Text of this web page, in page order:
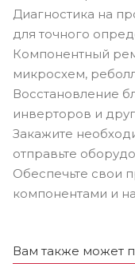
Диагностика на
для точного
Компонентный
микросхем,
Восстановление
инверторов и
Закажите
отправьте
Обеспечьте свои
компонентами и
Вам также может